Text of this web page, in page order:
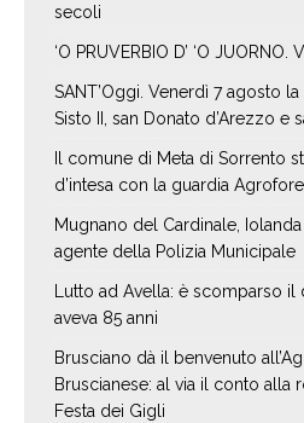
secoli
‘O PRUVERBIO D’ ‘O
SANT’Oggi. Venerdì 7 agosto
Sisto II, san Donato d’Arezzo e
Il comune di Meta di Sorrento
d’intesa con la guardia
Mugnano del Cardinale,
agente della Polizia Municipale
Lutto ad Avella: è scomparso
aveva 85 anni
Brusciano dà il benvenuto
Bruscianese: al via il conto alla
Festa dei Gigli